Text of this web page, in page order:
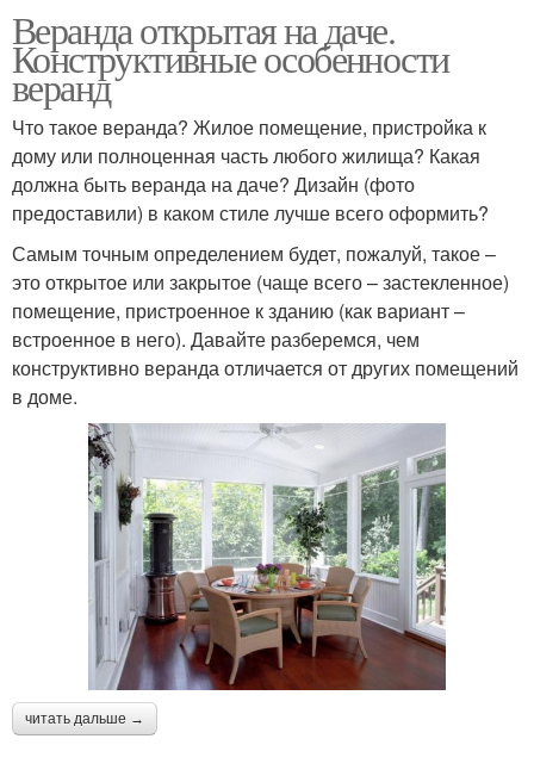
Веранда открытая на даче.
Конструктивные особенности
веранд
Что такое веранда? Жилое помещение, пристройка к
дому или полноценная часть любого жилища? Какая
должна быть веранда на даче? Дизайн (фото
предоставили) в каком стиле лучше всего оформить?
Самым точным определением будет, пожалуй, такое –
это открытое или закрытое (чаще всего – застекленное)
помещение, пристроенное к зданию (как вариант –
встроенное в него). Давайте разберемся, чем
конструктивно веранда отличается от других помещений
в доме.
читать дальше →